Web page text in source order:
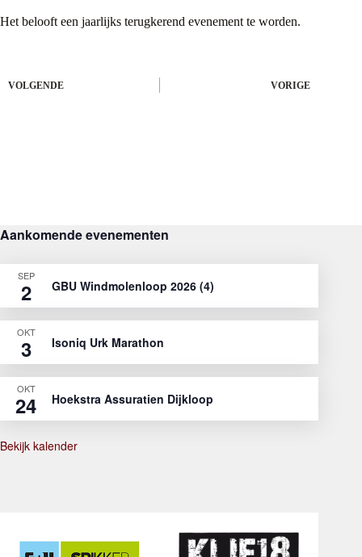
Het belooft een jaarlijks terugkerend evenement te worden.
VORIGE
VOLGENDE
Aankomende evenementen
SEP
2 GBU Windmolenloop 2026 (4)
OKT
3 Isoniq Urk Marathon
OKT
24 Hoekstra Assuratien Dijkloop
Bekijk kalender